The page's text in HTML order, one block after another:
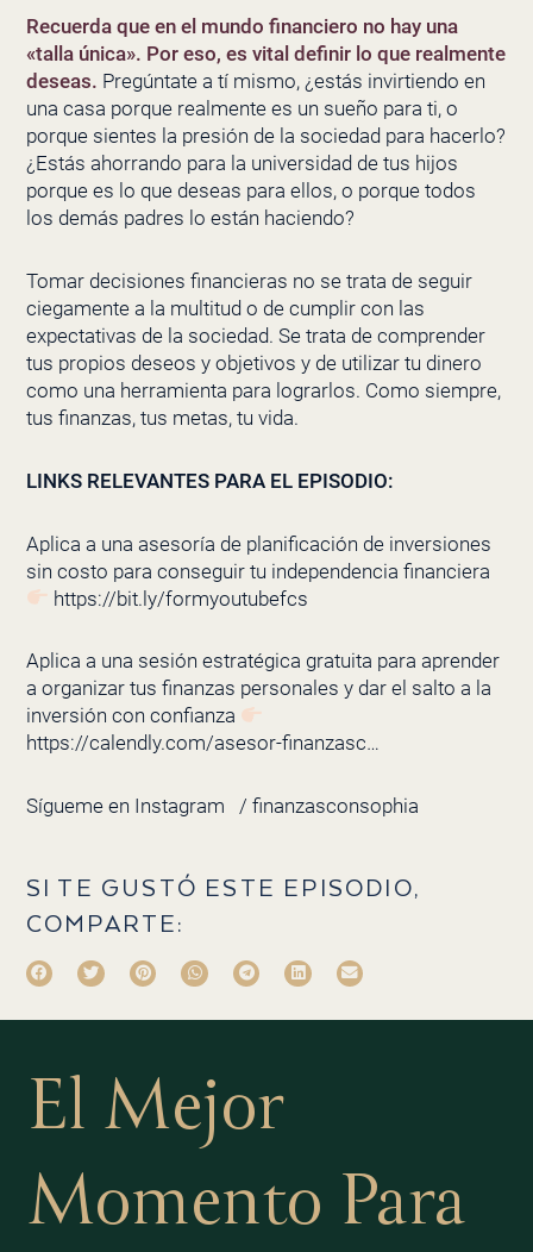
Recuerda que en el mundo financiero no hay una
«talla única». Por eso, es vital definir lo que realmente
deseas. Pregúntate a tí mismo, ¿estás invirtiendo en
una casa porque realmente es un sueño para ti, o
porque sientes la presión de la sociedad para hacerlo?
¿Estás ahorrando para la universidad de tus hijos
porque es lo que deseas para ellos, o porque todos
los demás padres lo están haciendo?
Tomar decisiones financieras no se trata de seguir
ciegamente a la multitud o de cumplir con las
expectativas de la sociedad. Se trata de comprender
tus propios deseos y objetivos y de utilizar tu dinero
como una herramienta para lograrlos. Como siempre,
tus finanzas, tus metas, tu vida.
LINKS RELEVANTES PARA EL EPISODIO:
Aplica a una asesoría de planificación de inversiones
sin costo para conseguir tu independencia financiera
https://bit.ly/formyoutubefcs
Aplica a una sesión estratégica gratuita para aprender
a organizar tus finanzas personales y dar el salto a la
inversión con confianza
https://calendly.com/asesor-finanzasc…
Sígueme en Instagram / finanzasconsophia
SI TE GUSTÓ ESTE EPISODIO,
COMPARTE:
El Mejor
Momento Para